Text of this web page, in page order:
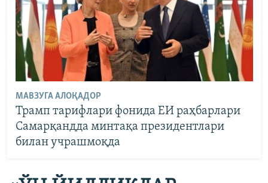
МАВЗУГА АЛОҚАДОР
Трамп тарифлари фонида ЕИ раҳбарлари
Самарқандда минтақа президентлари
билан учрашмоқда